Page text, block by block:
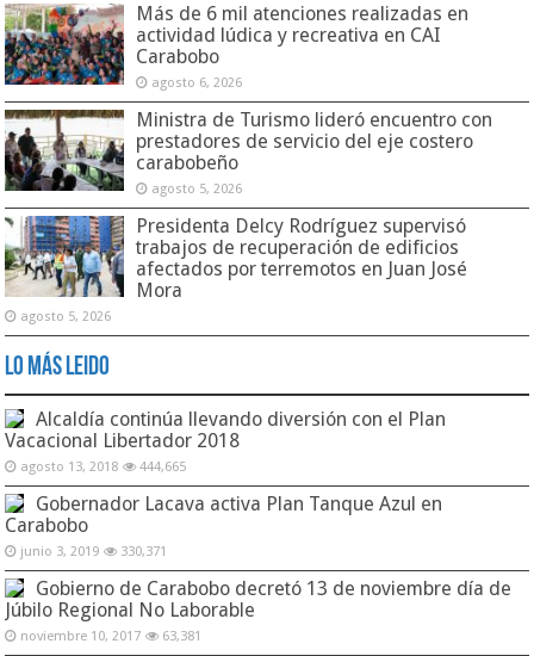
Más de 6 mil atenciones realizadas en
actividad lúdica y recreativa en CAI
Carabobo
agosto 6, 2026
Ministra de Turismo lideró encuentro con
prestadores de servicio del eje costero
carabobeño
agosto 5, 2026
Presidenta Delcy Rodríguez supervisó
trabajos de recuperación de edificios
afectados por terremotos en Juan José
Mora
agosto 5, 2026
Lo Más Leido
Alcaldía continúa llevando diversión con el Plan
Vacacional Libertador 2018
agosto 13, 2018 444,665
Gobernador Lacava activa Plan Tanque Azul en
Carabobo
junio 3, 2019 330,371
Gobierno de Carabobo decretó 13 de noviembre día de
Júbilo Regional No Laborable
noviembre 10, 2017 63,381